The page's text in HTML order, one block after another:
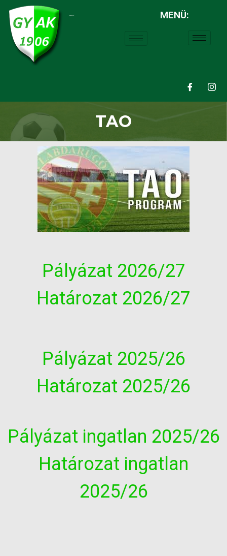
MENÜ:
TAO
Pályázat 2026/27
Határozat 2026/27
Pályázat 2025/26
Határozat 2025/26
Pályázat ingatlan 2025/26
Határozat ingatlan
2025/26